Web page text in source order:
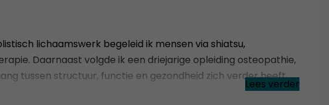
lichaamswerk begeleid ik mensen via shiatsu,
Daarnaast volgde ik een driejarige opleiding osteopathie,
tussen structuur, functie en gezondheid zich verder heeft
Lees verder